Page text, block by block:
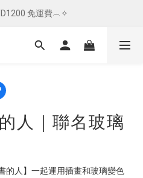
免運費︵✧
免運費︵✧
滿 $800 贈紅包袋
人｜聯名玻璃
的人】一起運用插畫和玻璃變色